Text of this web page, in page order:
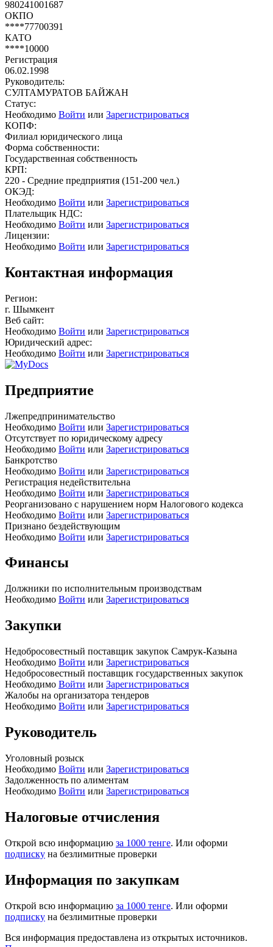
980241001687
ОКПО
****77700391
КАТО
****10000
Регистрация
06.02.1998
Руководитель:
СУЛТАМУРАТОВ БАЙЖАН
Статус:
Необходимо Войти или Зарегистрироваться
КОПФ:
Филиал юридического лица
Форма собственности:
Государственная собственность
КРП:
220 - Средние предприятия (151-200 чел.)
ОКЭД:
Необходимо Войти или Зарегистрироваться
Плательщик НДС:
Необходимо Войти или Зарегистрироваться
Лицензии:
Необходимо Войти или Зарегистрироваться
Контактная информация
Регион:
г. Шымкент
Веб сайт:
Необходимо Войти или Зарегистрироваться
Юридический адрес:
Необходимо Войти или Зарегистрироваться
Предприятие
Лжепредпринимательство
Необходимо Войти или Зарегистрироваться
Отсутствует по юридическому адресу
Необходимо Войти или Зарегистрироваться
Банкротство
Необходимо Войти или Зарегистрироваться
Регистрация недействительна
Необходимо Войти или Зарегистрироваться
Реорганизовано с нарушением норм Налогового кодекса
Необходимо Войти или Зарегистрироваться
Признано бездействующим
Необходимо Войти или Зарегистрироваться
Финансы
Должники по исполнительным производствам
Необходимо Войти или Зарегистрироваться
Закупки
Недобросовестный поставщик закупок Самрук-Казына
Необходимо Войти или Зарегистрироваться
Недобросовестный поставщик государственных закупок
Необходимо Войти или Зарегистрироваться
Жалобы на организатора тендеров
Необходимо Войти или Зарегистрироваться
Руководитель
Уголовный розыск
Необходимо Войти или Зарегистрироваться
Задолженность по алиментам
Необходимо Войти или Зарегистрироваться
Налоговые отчисления
Открой всю информацию за 1000 тенге. Или оформи
подписку на безлимитные проверки
Информация по закупкам
Открой всю информацию за 1000 тенге. Или оформи
подписку на безлимитные проверки
Вся информация предоставлена из открытых источников.